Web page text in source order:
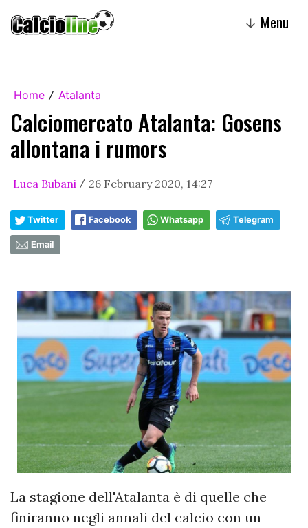
↓ Menu
Home / Atalanta
Calciomercato Atalanta: Gosens
allontana i rumors
Luca Bubani / 26 February 2020, 14:27
Twitter Facebook Whatsapp Telegram
Email
La stagione dell'Atalanta è di quelle che
finiranno negli annali del calcio con un